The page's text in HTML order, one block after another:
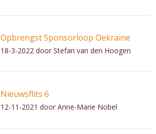
Opbrengst Sponsorloop Oekraïne
18-3-2022 door Stefan van den Hoogen
Nieuwsflits 6
12-11-2021 door Anne-Marie Nobel